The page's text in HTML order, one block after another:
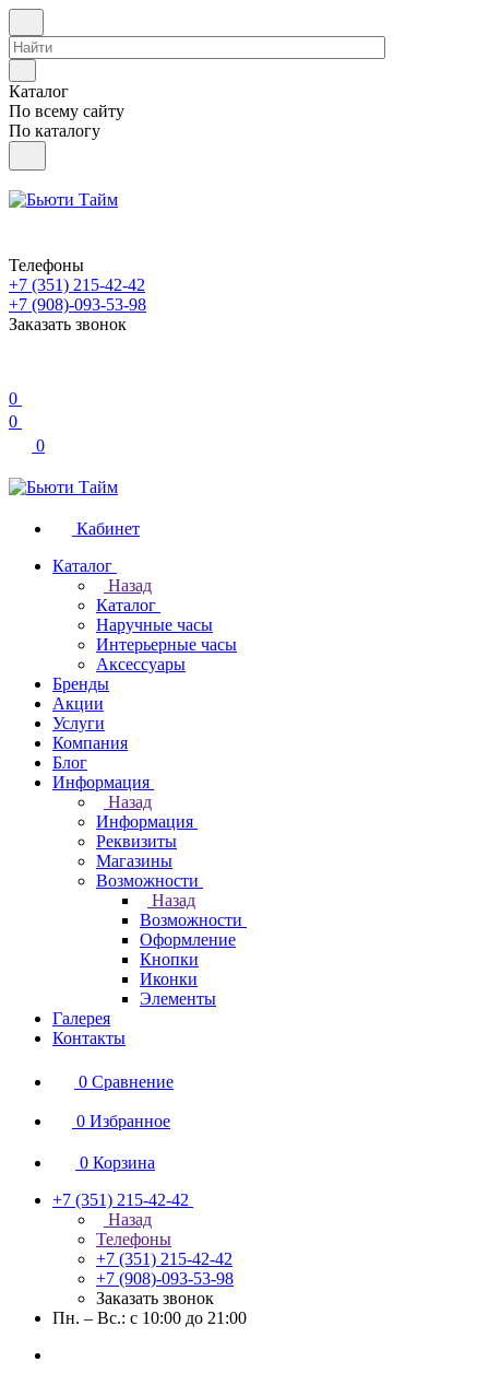
Каталог
По всему сайту
По каталогу
Телефоны
+7 (351) 215-42-42
+7 (908)-093-53-98
Заказать звонок
0
0
0
Кабинет
Каталог
Назад
Каталог
Наручные часы
Интерьерные часы
Аксессуары
Бренды
Акции
Услуги
Компания
Блог
Информация
Назад
Информация
Реквизиты
Магазины
Возможности
Назад
Возможности
Оформление
Кнопки
Иконки
Элементы
Галерея
Контакты
0 Сравнение
0 Избранное
0 Корзина
+7 (351) 215-42-42
Назад
Телефоны
+7 (351) 215-42-42
+7 (908)-093-53-98
Заказать звонок
Пн. – Вс.: с 10:00 до 21:00